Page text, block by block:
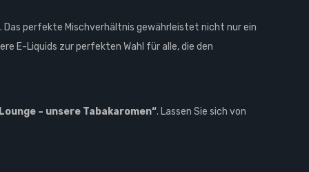
Das perfekte Mischverhältnis gewährleistet nicht nur ein
E-Liquids zur perfekten Wahl für alle, die den
– unsere Tabakaromen“. Lassen Sie sich von